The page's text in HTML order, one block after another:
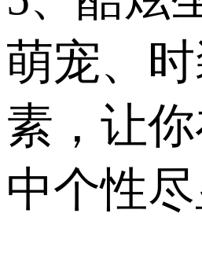
萌宠、
素，让
中个性尽